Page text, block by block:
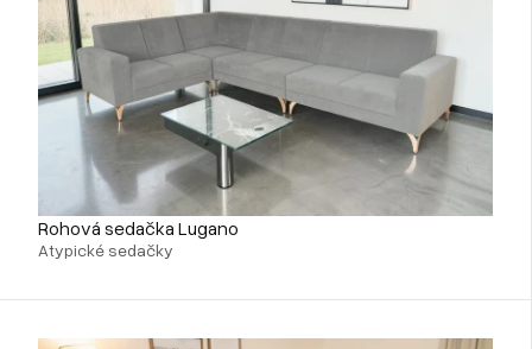
Rohová sedačka Lugano
Atypické sedačky